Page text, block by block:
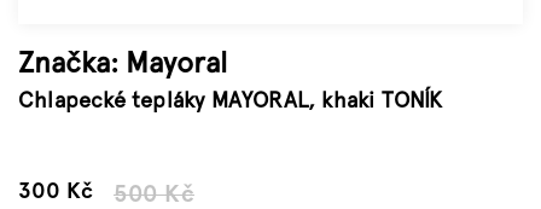
Značka: Mayoral
Chlapecké tepláky MAYORAL, khaki TONÍK
500 Kč
300 KčMěrná